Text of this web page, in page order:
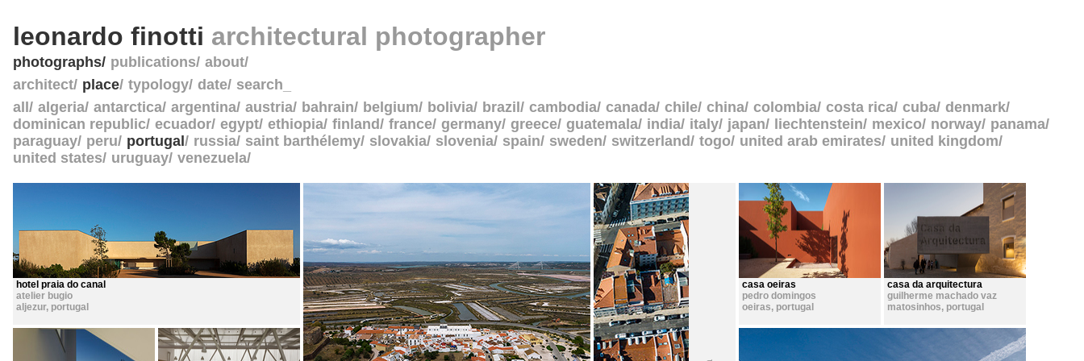
leonardo finotti architectural photographer
photographs publications about
architect place typology date search_
all
algeria antarctica argentina austria bahrain belgium bolivia brazil cambodia canada chile china colombia costa rica cuba denmark
dominican republic ecuador egypt ethiopia finland france germany greece guatemala india italy japan liechtenstein mexico norway panama
paraguay peru portugal russia saint barthélemy slovakia slovenia spain sweden switzerland togo united arab emirates
united kingdom
united states
uruguay venezuela
hotel praia do canal
atelier bugio
aljezur, portugal
casa oeiras
pedro domingos
oeiras, portugal
casa da arquitectura
guilherme machado vaz
matosinhos, portugal